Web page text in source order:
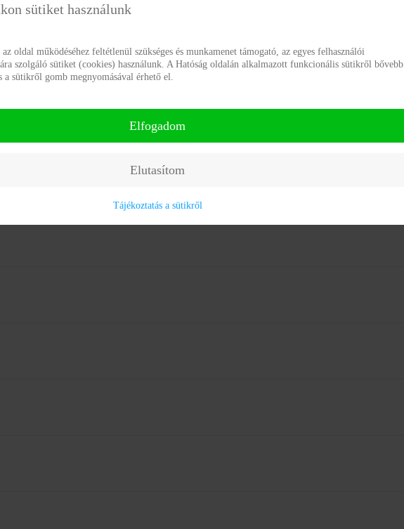
sütiket használunk
oldal működéséhez feltétlenül szükséges és munkamenet támogató, az egyes felhasználói
szolgáló sütiket (cookies) használunk. A Hatóság oldalán alkalmazott funkcionális sütikről bővebb
a sütikről gomb megnyomásával érhető el.
Elfogadom
Elutasítom
Tájékoztatás a sütikről